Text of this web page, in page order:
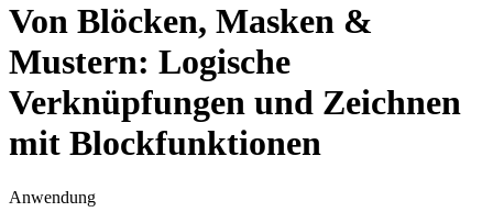
Von Blöcken, Masken &
Mustern: Logische
Verknüpfungen und Zeichnen
mit Blockfunktionen
Anwendung